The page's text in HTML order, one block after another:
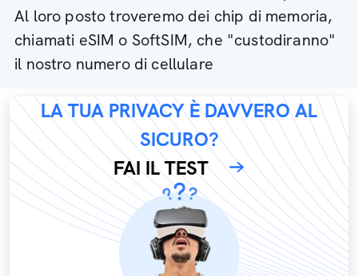
Al loro posto troveremo dei chip di memoria,
chiamati eSIM o SoftSIM, che "custodiranno"
il nostro numero di cellulare
LA TUA PRIVACY È DAVVERO AL
SICURO?
FAI IL TEST